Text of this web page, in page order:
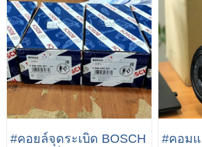
#คอยล์จุดระเบิด BOSCH
#คอมแ